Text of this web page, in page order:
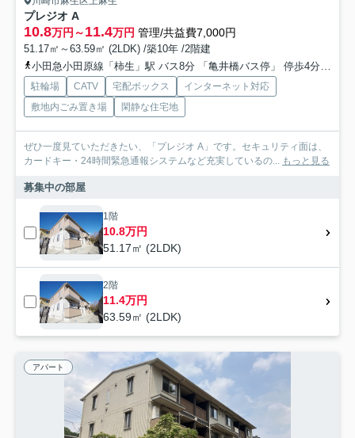
プレジオ A
10.8万円～11.4万円 管理/共益費7,000円
51.17㎡～63.59㎡ (2LDK) /築10年 /2階建
小田急小田原線「柿生」駅 バス8分 「亀井橋バス停」 停歩4分
駐輪場 CATV 宅配ボックス
インターネット対応
敷地内ごみ置き場
閑静な住宅地
ぜひ一度見ていただきたい、「プレジオ A」です。セキュリティ面は、
カードキー・24時間緊急通報システムなど充実しているの... もっと見る
募集中の部屋
1階
10.8万円
51.17㎡ (2LDK)
2階
11.4万円
63.59㎡ (2LDK)
アパート